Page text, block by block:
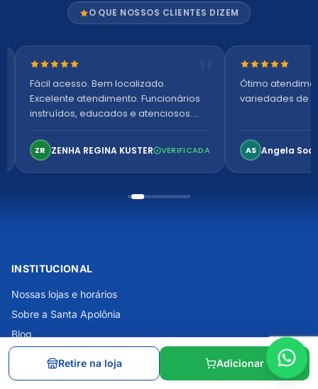
O QUE NOSSOS CLIENTES DIZEM
Nota 5 de 5 estrelas
Fácil acesso. Bem localizado.
Excelente atendimento. Funcionários
instruídos, educados e atenciosos.
confortável. Perfeito!
ZR ZENHA REGINA KUSTER VERIFICADA
Nota 5 de 5
Ótimo
variedades de
AS Angela
INSTITUCIONAL
Nossas lojas e horários
Sobre a Santa Apolônia
Blog
Como escolher a meia de compressão
Retire na loja Adicionar